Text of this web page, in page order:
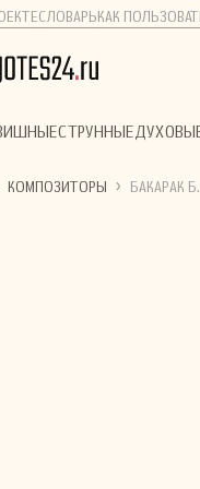
СЛОВАРЬ КАК
СТРУННЫЕ
КОМПОЗИТОРЫ › БАКАРАК Б.